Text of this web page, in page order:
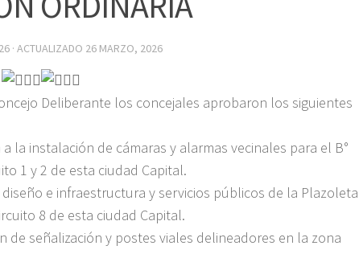
· ACTUALIZADO 26 MARZO, 2026
Deliberante los concejales aprobaron los siguientes
la instalación de cámaras y alarmas vecinales para el B°
1 y 2 de esta ciudad Capital.
e infraestructura y servicios públicos de la Plazoleta
8 de esta ciudad Capital.
de señalización y postes viales delineadores en la zona